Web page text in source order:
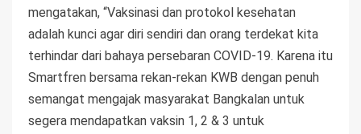
mengatakan, “Vaksinasi dan protokol kesehatan
adalah kunci agar diri sendiri dan orang terdekat kita
terhindar dari bahaya persebaran COVID-19. Karena itu
Smartfren bersama rekan-rekan KWB dengan penuh
semangat mengajak masyarakat Bangkalan untuk
segera mendapatkan vaksin 1, 2 & 3 untuk